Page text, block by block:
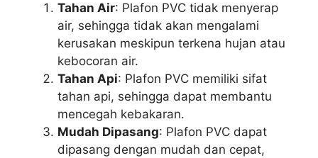
Tahan Air: Plafon PVC tidak menyerap
air, sehingga tidak akan mengalami
kerusakan meskipun terkena hujan atau
kebocoran air.
Tahan Api: Plafon PVC memiliki sifat
tahan api, sehingga dapat membantu
mencegah kebakaran.
Mudah Dipasang: Plafon PVC dapat
dipasang dengan mudah dan cepat,